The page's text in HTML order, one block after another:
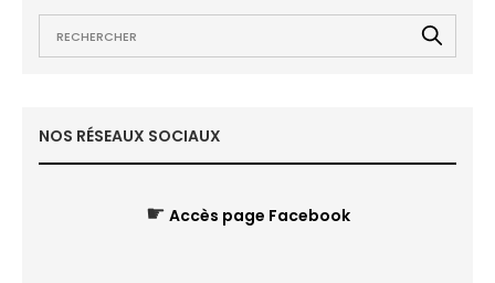
NOS RÉSEAUX SOCIAUX
☛ Accès page Facebook